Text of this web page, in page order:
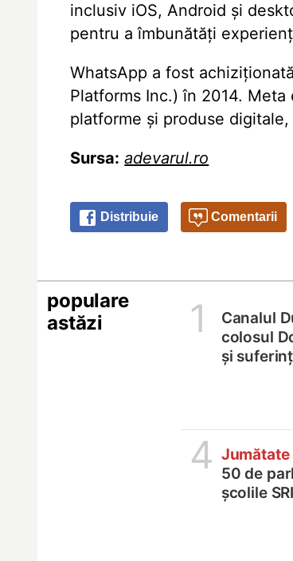
inclusiv iOS, Android și
pentru a îmbunătăți
WhatsApp a fost
Platforms Inc.) în 2014.
platforme și produse
Sursa: adevarul.ro
Distribuie Comentarii
populare
astăzi
1
Canalul
colosul
și
4 Jumătate
50 de
școlile